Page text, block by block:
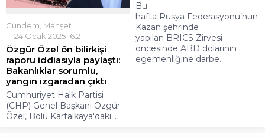
Gündem Manşet
24 Ocak 2025 16:21
Özgür Özel ön bilirkişi
raporu iddiasıyla paylaştı:
Bakanlıklar sorumlu,
yangın ızgaradan çıktı
Cumhuriyet Halk Partisi
(CHP) Genel Başkanı Özgür
Özel, Bolu Kartalkaya'daki...
Bu
hafta Rusya Federasyonu’nun
Kazan şehrinde
yapılan BRICS Zirvesi
öncesinde ABD dolarının
egemenliğine darbe...